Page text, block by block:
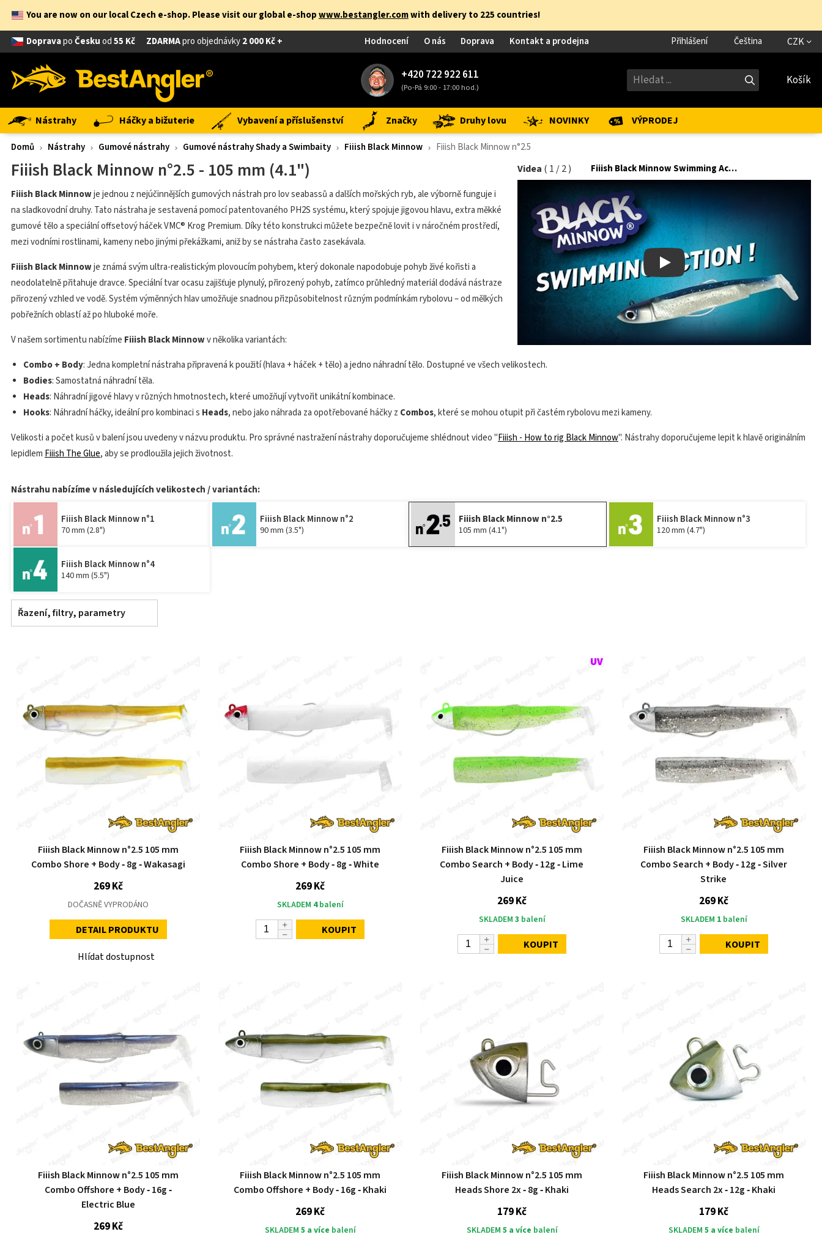
You are now on our local Czech e-shop. Please visit our global e-shopwww.bestangler.comwith delivery to 225 countries!
DopravapoČeskuod55 Kč ZDARMApro objednávky2 000 Kč + Hodnocení O nás Doprava Kontakt a prodejna Přihlášení Čeština CZK
+420 722 922 611
(Po-Pá 9:00 - 17:00 hod.) Košík
Nástrahy Háčky a bižuterie Vybavení a příslušenství Značky Druhy lovu NOVINKY VÝPRODEJ
Domů Nástrahy Gumové nástrahy Gumové nástrahy Shady a Swimbaity Fiiish Black Minnow Fiiish Black Minnow n°2.5
Videa ( 1 /2) Fiiish Black Minnow Swimming Action
Play
Fiiish Black Minnow n°2.5 - 105 mm (4.1")
Fiiish Black Minnowje jednou z nejúčinnějších gumových nástrah pro lov seabassů a dalších mořských ryb, ale výborně funguje i
na sladkovodní druhy. Tato nástraha je sestavená pomocí patentovaného PH2S systému, který spojuje jigovou hlavu, extra měkké
gumové tělo a speciální offsetový háček VMC® Krog Premium. Díky této konstrukci můžete bezpečně lovit i v náročném prostředí,
mezi vodními rostlinami, kameny nebo jinými překážkami, aniž by se nástraha často zasekávala.
Fiiish Black Minnowje známá svým ultra-realistickým plovoucím pohybem, který dokonale napodobuje pohyb živé kořisti a
neodolatelně přitahuje dravce. Speciální tvar ocasu zajišťuje plynulý, přirozený pohyb, zatímco průhledný materiál dodává nástraze
přirozený vzhled ve vodě. Systém výměnných hlav umožňuje snadnou přizpůsobitelnost různým podmínkám rybolovu – od mělkých
pobřežních oblastí až po hluboké moře.
V našem sortimentu nabízíme Fiiish Black Minnowv několika variantách:
Combo + Body: Jedna kompletní nástraha připravená k použití (hlava + háček + tělo) a jedno náhradní tělo. Dostupné ve všech velikostech.
Bodies: Samostatná náhradní těla.
Heads: Náhradní jigové hlavy v různých hmotnostech, které umožňují vytvořit unikátní kombinace.
Hooks: Náhradní háčky, ideální pro kombinaci s Heads, nebo jako náhrada za opotřebované háčky z Combos, které se mohou otupit při častém rybolovu mezi kameny.
Velikosti a počet kusů v balení jsou uvedeny v názvu produktu. Pro správné nastražení nástrahy doporučujeme shlédnout video "Fiiish - How to rig Black Minnow". Nástrahy doporučujeme lepit k hlavě originálním
lepidlem Fiiish The Glue, aby se prodloužila jejich životnost.
Nástrahu nabízíme v následujících velikostech / variantách:
Fiiish Black Minnow n°1
70 mm (2.8")
Fiiish Black Minnow n°2
90 mm (3.5")
Fiiish Black Minnow n°2.5
105 mm (4.1")
Fiiish Black Minnow n°3
120 mm (4.7")
Fiiish Black Minnow n°4
140 mm (5.5")
Řazení, filtry, parametry
Fiiish Black Minnow n°2.5 105 mm
Combo Shore + Body ‑ 8g ‑ Wakasagi
269 Kč
DOČASNĚ VYPRODÁNO
DETAIL PRODUKTU
Hlídat dostupnost
Fiiish Black Minnow n°2.5 105 mm
Combo Shore + Body ‑ 8g ‑ White
269 Kč
SKLADEM 4balení
KOUPIT
Fiiish Black Minnow n°2.5 105 mm
Combo Search + Body ‑ 12g ‑ Lime
Juice
269 Kč
SKLADEM 3 balení
KOUPIT
Fiiish Black Minnow n°2.5 105 mm
Combo Search + Body ‑ 12g ‑ Silver
Strike
269 Kč
SKLADEM 1balení
KOUPIT
Fiiish Black Minnow n°2.5 105 mm
Combo Offshore + Body ‑ 16g ‑
Electric Blue
269 Kč
Fiiish Black Minnow n°2.5 105 mm
Combo Offshore + Body ‑ 16g ‑ Khaki
269 Kč
SKLADEM 5 a více balení
Fiiish Black Minnow n°2.5 105 mm
Heads Shore 2x ‑ 8g ‑ Khaki
179 Kč
SKLADEM 5 a více balení
Fiiish Black Minnow n°2.5 105 mm
Heads Search 2x ‑ 12g ‑ Khaki
179 Kč
SKLADEM 5 a více balení